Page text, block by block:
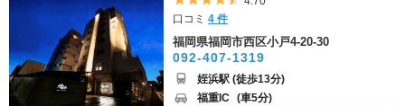
口コミ4 件
福岡県福岡市西区小戸4-20-30
092-407-1319
姪浜駅 (徒歩13分)
福重IC (車5分)